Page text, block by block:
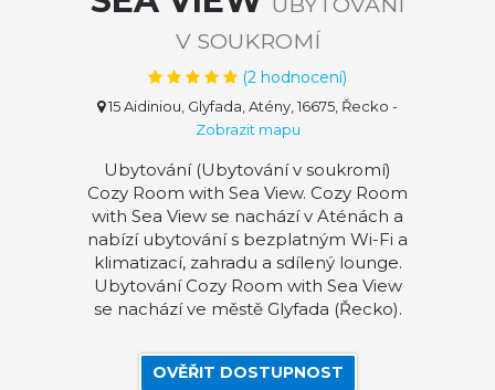
V SOUKROMÍ
(2 hodnocení)
15 Aidiniou, Glyfada, Atény, 16675, Řecko -
Zobrazit mapu
Ubytování (Ubytování v soukromí)
Cozy Room with Sea View. Cozy Room
with Sea View se nachází v Aténách a
nabízí ubytování s bezplatným Wi-Fi a
klimatizací, zahradu a sdílený lounge.
Ubytování Cozy Room with Sea View
se nachází ve městě Glyfada (Řecko).
OVĚŘIT DOSTUPNOST